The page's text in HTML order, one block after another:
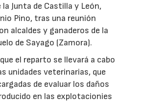
Junta de Castilla y León,
Pino, tras una reunión
alcaldes y ganaderos de la
de Sayago (Zamora).
el reparto se llevará a cabo
unidades veterinarias, que
de evaluar los daños
en las explotacionies